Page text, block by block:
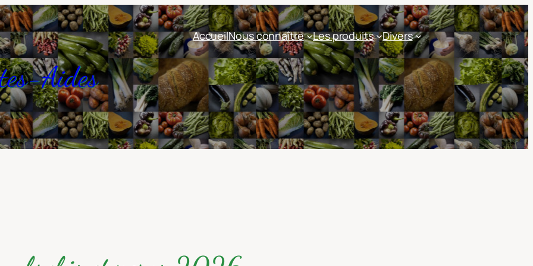
Aides
AccueilNous connaître Les produits Divers